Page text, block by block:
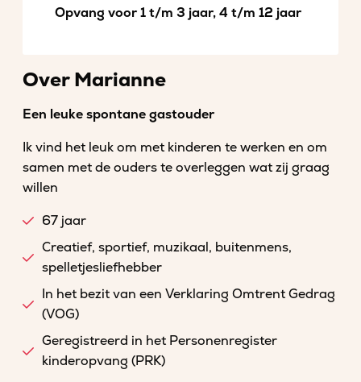
Opvang voor 1 t/m 3 jaar, 4 t/m 12 jaar
Over Marianne
Een leuke spontane gastouder
Ik vind het leuk om met kinderen te werken en om
samen met de ouders te overleggen wat zij graag
willen
67 jaar
Creatief, sportief, muzikaal, buitenmens,
spelletjesliefhebber
In het bezit van een Verklaring Omtrent Gedrag
(VOG)
Geregistreerd in het Personenregister
kinderopvang (PRK)